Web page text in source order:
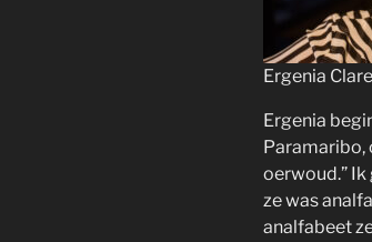
Ergenia Clare
Ergenia
Paramaribo,
oerwoud.”
ze was
analfabeet